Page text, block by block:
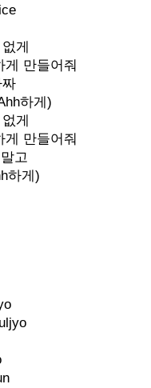
게
게 만들어줘
하게)
게
게 만들어줘
고
하게)